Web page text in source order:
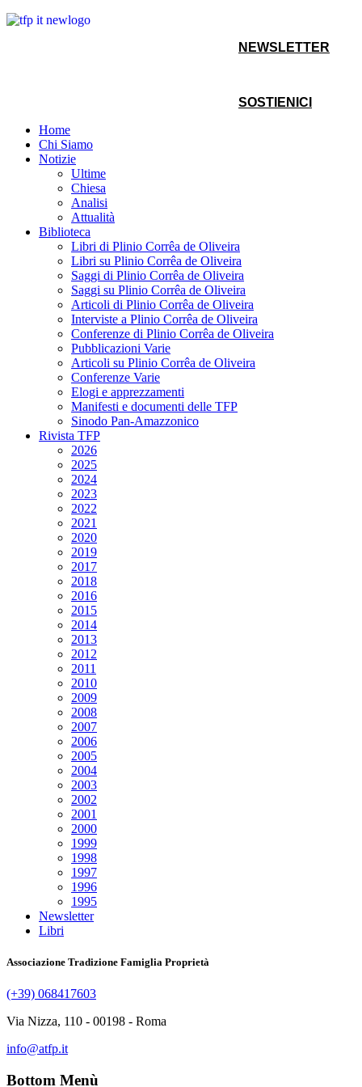
NEWSLETTER
SOSTIENICI
Home
Chi Siamo
Notizie
Ultime
Chiesa
Analisi
Attualità
Biblioteca
Libri di Plinio Corrêa de Oliveira
Libri su Plinio Corrêa de Oliveira
Saggi di Plinio Corrêa de Oliveira
Saggi su Plinio Corrêa de Oliveira
Articoli di Plinio Corrêa de Oliveira
Interviste a Plinio Corrêa de Oliveira
Conferenze di Plinio Corrêa de Oliveira
Pubblicazioni Varie
Articoli su Plinio Corrêa de Oliveira
Conferenze Varie
Elogi e apprezzamenti
Manifesti e documenti delle TFP
Sinodo Pan-Amazzonico
Rivista TFP
2026
2025
2024
2023
2022
2021
2020
2019
2017
2018
2016
2015
2014
2013
2012
2011
2010
2009
2008
2007
2006
2005
2004
2003
2002
2001
2000
1999
1998
1997
1996
1995
Newsletter
Libri
Associazione Tradizione Famiglia Proprietà
(+39) 068417603
Via Nizza, 110 - 00198 - Roma
info@atfp.it
Bottom Menù